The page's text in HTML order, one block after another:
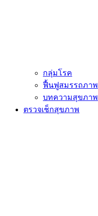
กลุ่มโรค
ฟื้นฟูสมรรถภาพ
บทความสุขภาพ
ตรวจเช็กสุขภาพ